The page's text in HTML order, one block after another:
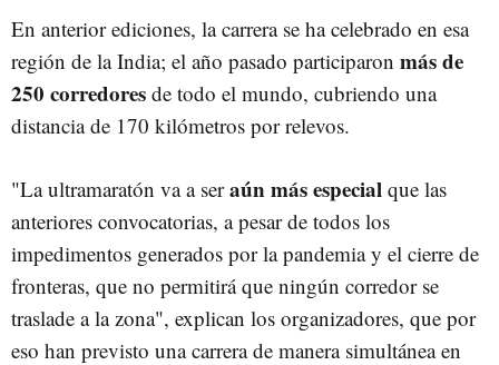
En anterior ediciones, la carrera se ha celebrado en esa
región de la India; el año pasado participaron más de
250 corredores de todo el mundo, cubriendo una
distancia de 170 kilómetros por relevos.
"La ultramaratón va a seraún más especial que las
anteriores convocatorias, a pesar de todos los
impedimentos generados por la pandemia y el cierre de
fronteras, que no permitirá que ningún corredor se
traslade a la zona", explican los organizadores, que por
eso han previsto una carrera de manera simultánea en